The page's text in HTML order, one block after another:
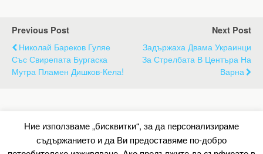
Previous Post
Николай Бареков Гуляе
Със Свирепата Бургаска
Мутра Пламен Дишков-Кела!
Next Post
Задържаха Двама Украинци
За Стрелбата В Центъра На
Варна
Back to top
Ние използваме „бисквитки“, за да персонализираме
съдържанието и да Ви предоставяме по-добро